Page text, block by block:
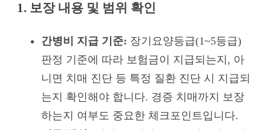
1. 보장 내용 및 범위 확인
간병비 지급 기준: 장기요양등급(1~5등급)
판정 기준에 따라 보험금이 지급되는지, 아
니면 치매 진단 등 특정 질환 진단 시 지급되
는지 확인해야 합니다. 경증 치매까지 보장
하는지 여부도 중요한 체크포인트입니다.